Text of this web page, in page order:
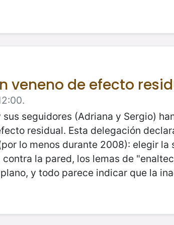
veneno de efecto
seguidores (Adriana y Sergio)
residual. Esta delegación
lo menos durante 2008): elegir la
la pared, los lemas de
y todo parece indicar que la